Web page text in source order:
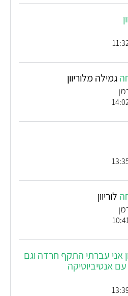
גמילה מלוריוון
לוריוון
אני עברתי התקף חרדה וגם
אנטיביוטיקה